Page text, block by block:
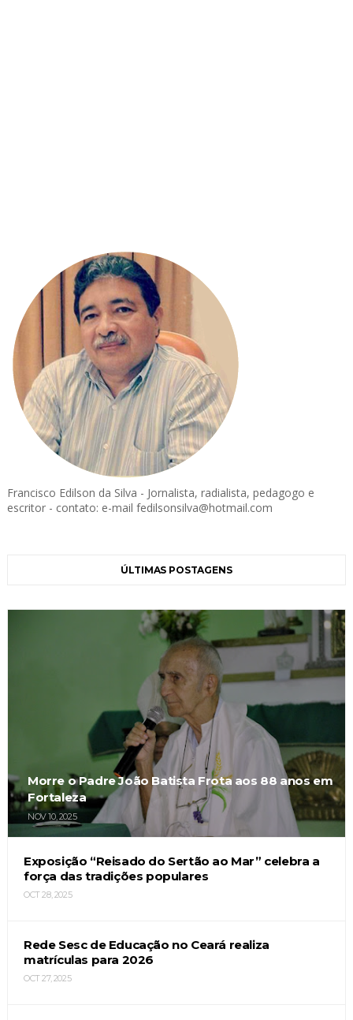
Francisco Edilson da Silva - Jornalista, radialista, pedagogo e
escritor - contato: e-mail fedilsonsilva@hotmail.com
ÚLTIMAS POSTAGENS
Morre o Padre João Batista Frota aos 88 anos em
Fortaleza
NOV 10, 2025
Exposição “Reisado do Sertão ao Mar” celebra a
força das tradições populares
OCT 28, 2025
Rede Sesc de Educação no Ceará realiza
matrículas para 2026
OCT 27, 2025